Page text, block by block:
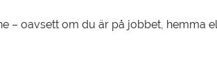
– oavsett om du är på jobbet, hemma